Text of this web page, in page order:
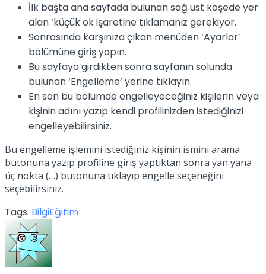
İlk başta ana sayfada bulunan sağ üst köşede yer
alan ‘küçük ok işaretine tıklamanız gerekiyor.
Sonrasında karşınıza çıkan menüden ‘Ayarlar’
bölümüne giriş yapın.
Bu sayfaya girdikten sonra sayfanın solunda
bulunan ‘Engelleme’ yerine tıklayın.
En son bu bölümde engelleyeceğiniz kişilerin veya
kişinin adını yazıp kendi profilinizden istediğinizi
engelleyebilirsiniz.
Bu engelleme işlemini istediğiniz kişinin ismini arama
butonuna yazıp profiline giriş yaptıktan sonra yan yana
üç nokta (…) butonuna tıklayıp engelle seçeneğini
seçebilirsiniz.
Tags: BilgiEğitim